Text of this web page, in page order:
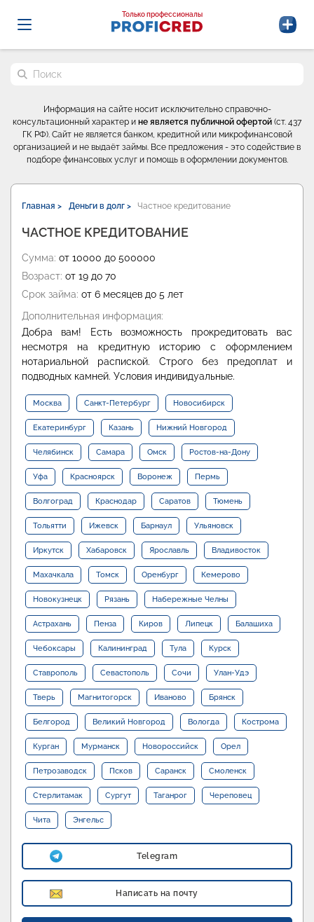
Probrokery - Только профессионалы
Только профессионалы
Поиск по сайту
Информация на сайте носит исключительно справочно-
консультационный характер и не является публичной офертой (ст. 437
ГК РФ). Сайт не является банком, кредитной или микрофинансовой
организацией и не выдаёт займы. Все предложения - это содействие в
подборе финансовых услуг и помощь в оформлении документов.
Главная > Деньги в долг > Частное кредитование
ЧАСТНОЕ КРЕДИТОВАНИЕ
Сумма: от 10000 до 500000
Возраст: от 19 до 70
Срок займа: от 6 месяцев до 5 лет
Дополнительная информация:
Добра вам! Есть возможность прокредитовать вас
несмотря на кредитную историю с оформлением
нотариальной распиской. Строго без предоплат и
подводных камней. Условия индивидуальные.
Москва Санкт-Петербург Новосибирск
Екатеринбург Казань Нижний Новгород
Челябинск Самара Омск Ростов-на-Дону
Уфа Красноярск Воронеж Пермь
Волгоград Краснодар Саратов Тюмень
Тольятти Ижевск Барнаул Ульяновск
Иркутск Хабаровск Ярославль Владивосток
Махачкала Томск Оренбург Кемерово
Новокузнецк Рязань Набережные Челны
Астрахань Пенза Киров Липецк Балашиха
Чебоксары Калининград Тула Курск
Ставрополь Севастополь Сочи Улан-Удэ
Тверь Магнитогорск Иваново Брянск
Белгород Великий Новгород Вологда Кострома
Курган Мурманск Новороссийск Орел
Петрозаводск Псков Саранск Смоленск
Стерлитамак Сургут Таганрог Череповец
Чита Энгельс
Telegram
Написать на почту